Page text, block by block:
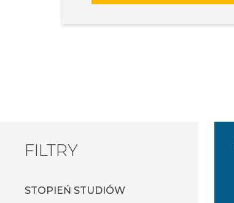
FILTRY
STOPIEŃ STUDIÓW